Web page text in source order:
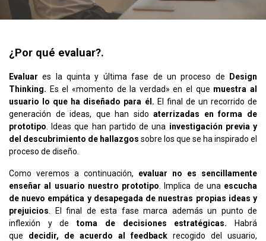
¿Por qué evaluar?.
Evaluar es la quinta y última fase de un proceso de Design
Thinking. Es el «momento de la verdad» en el que muestra al
usuario lo que ha diseñado para él. El final de un recorrido de
generación de ideas, que han sidoaterrizadas en forma de
prototipo . Ideas que han partido de una investigación previa y
del descubrimiento de hallazgos sobre los que se ha inspirado el
proceso de diseño.
Como veremos a continuación, evaluar no es sencillamente
enseñar al usuario nuestro prototipo . Implica de una escucha
de nuevo empática y desapegada de nuestras propias ideas y
prejuicios . El final de esta fase marca además un punto de
inflexión y detoma de decisiones estratégicas. Habrá
que decidir, de acuerdo al feedback recogido del usuario,